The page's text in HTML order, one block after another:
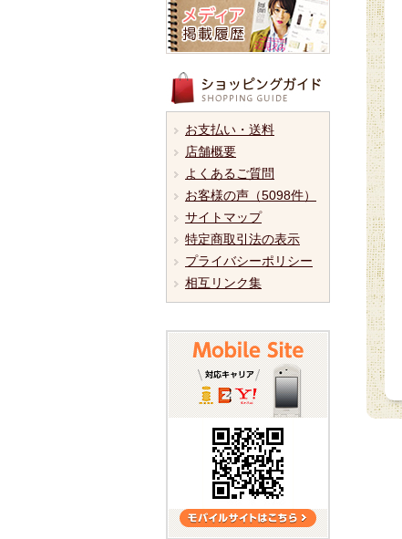
お支払い・送料
店舗概要
よくあるご質問
お客様の声（5098件）
サイトマップ
特定商取引法の表示
プライバシーポリシー
相互リンク集